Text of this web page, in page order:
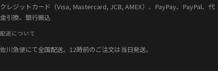
クレジットカード（Visa, Mastercard, JCB, AMEX）、PayPay、PayPal、代
金引換、銀行振込
配送について
佐川急便にて全国配送。12時前のご注文は当日発送。